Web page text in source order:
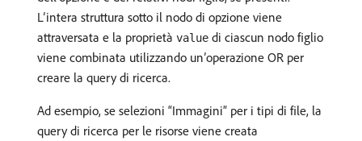
L’intera struttura sotto il nodo di opzione viene
attraversata e la proprietà value di ciascun nodo figlio
viene combinata utilizzando un’operazione OR per
creare la query di ricerca.
Ad esempio, se selezioni “Immagini” per i tipi di file, la
query di ricerca per le risorse viene creata